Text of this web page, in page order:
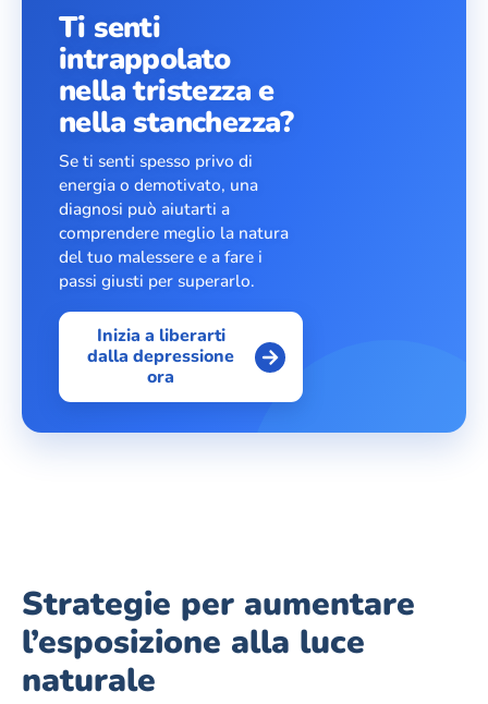
Ti senti
intrappolato
nella tristezza e
nella stanchezza?
Se ti senti spesso privo di
energia o demotivato, una
diagnosi può aiutarti a
comprendere meglio la natura
del tuo malessere e a fare i
passi giusti per superarlo.
Inizia a liberarti
dalla depressione
ora
Strategie per aumentare
l’esposizione alla luce
naturale